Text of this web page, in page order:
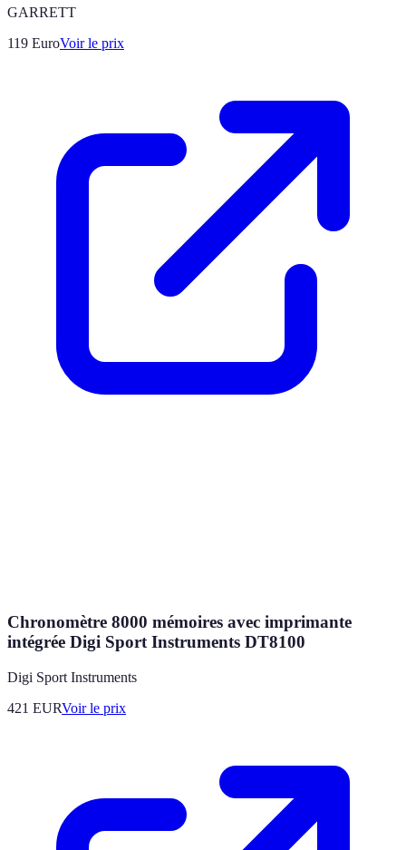
GARRETT
119 EuroVoir le prix
Chronomètre 8000 mémoires avec imprimante
intégrée Digi Sport Instruments DT8100
Digi Sport Instruments
421 EURVoir le prix